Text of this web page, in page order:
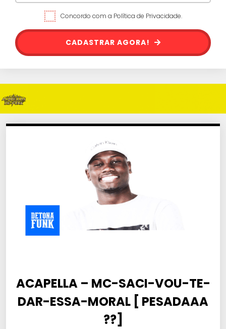
Concordo com a Política de Privacidade.
CADASTRAR AGORA!
ACAPELLA – MC-SACI-VOU-TE-
DAR-ESSA-MORAL [ PESADAAA
??]